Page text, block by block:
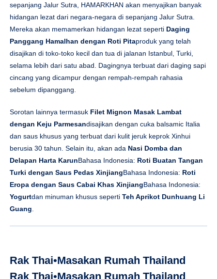
sepanjang Jalur Sutra, HAMARKHAN akan menyajikan banyak
hidangan lezat dari negara-negara di sepanjang Jalur Sutra.
Mereka akan memamerkan hidangan lezat seperti Daging
Panggang Hamalhan dengan Roti Pitaproduk yang telah
disajikan di toko-toko kecil dan tua di jalanan Istanbul, Turki,
selama lebih dari satu abad. Dagingnya terbuat dari daging sapi
cincang yang dicampur dengan rempah-rempah rahasia
sebelum dipanggang.
Sorotan lainnya termasuk Filet Mignon Masak Lambat
dengan Keju Parmesandisajikan dengan cuka balsamic Italia
dan saus khusus yang terbuat dari kulit jeruk keprok Xinhui
berusia 30 tahun. Selain itu, akan ada Nasi Domba dan
Delapan Harta KarunBahasa Indonesia: Roti Buatan Tangan
Turki dengan Saus Pedas XinjiangBahasa Indonesia: Roti
Eropa dengan Saus Cabai Khas XinjiangBahasa Indonesia:
Yogurtdan minuman khusus seperti Teh Aprikot Dunhuang Li
Guang
Rak Thai•Masakan Rumah Thailand
Rak Thai•Masakan Rumah Thailand